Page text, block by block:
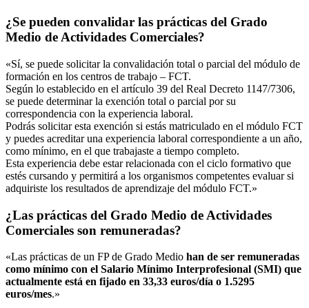
¿Se pueden convalidar las prácticas del Grado
Medio de Actividades Comerciales?
«Sí, se puede solicitar la convalidación total o parcial del módulo de
formación en los centros de trabajo – FCT.
Según lo establecido en el artículo 39 del Real Decreto 1147/7306,
se puede determinar la exención total o parcial por su
correspondencia con la experiencia laboral.
Podrás solicitar esta exención si estás matriculado en el módulo FCT
y puedes acreditar una experiencia laboral correspondiente a un año,
como mínimo, en el que trabajaste a tiempo completo.
Esta experiencia debe estar relacionada con el ciclo formativo que
estés cursando y permitirá a los organismos competentes evaluar si
adquiriste los resultados de aprendizaje del módulo FCT.»
¿Las prácticas del Grado Medio de Actividades
Comerciales son remuneradas?
«Las prácticas de un FP de Grado Medio han de ser remuneradas
como mínimo con el Salario Mínimo Interprofesional (SMI) que
actualmente está en fijado en 33,33 euros/día o 1.5295
euros/mes.»